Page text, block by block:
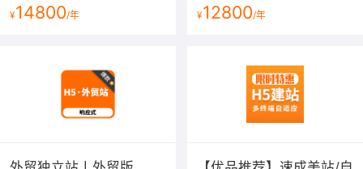
站开发【按需定制,个性设
¥14800/年
搭建【高端设计，功能定
¥12800/年